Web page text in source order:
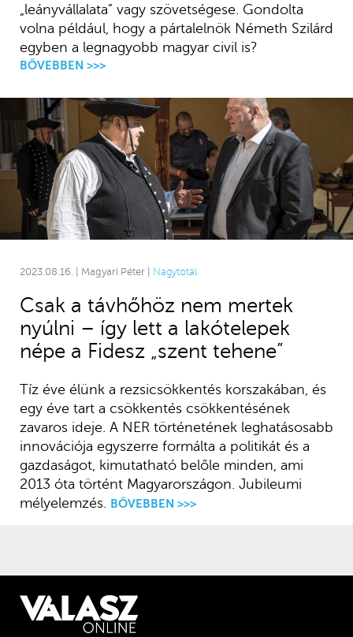
„leányvállalata” vagy szövetségese. Gondolta
volna például, hogy a pártalelnök Németh Szilárd
egyben a legnagyobb magyar civil is?
BŐVEBBEN >>>
2023.08.16. | Magyari Péter | Nagytotál
Csak a távhőhöz nem mertek
nyúlni – így lett a lakótelepek
népe a Fidesz „szent tehene”
Tíz éve élünk a rezsicsökkentés korszakában, és
egy éve tart a csökkentés csökkentésének
zavaros ideje. A NER történetének leghatásosabb
innovációja egyszerre formálta a politikát és a
gazdaságot, kimutatható belőle minden, ami
2013 óta történt Magyarországon. Jubileumi
mélyelemzés. BŐVEBBEN >>>